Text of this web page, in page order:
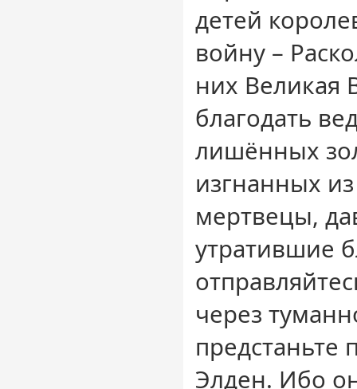
детей
войну –
них Великая
благодать
лишённых
изгнанных
мертвецы,
утратившие
через
предстаньте
Элден. Ибо